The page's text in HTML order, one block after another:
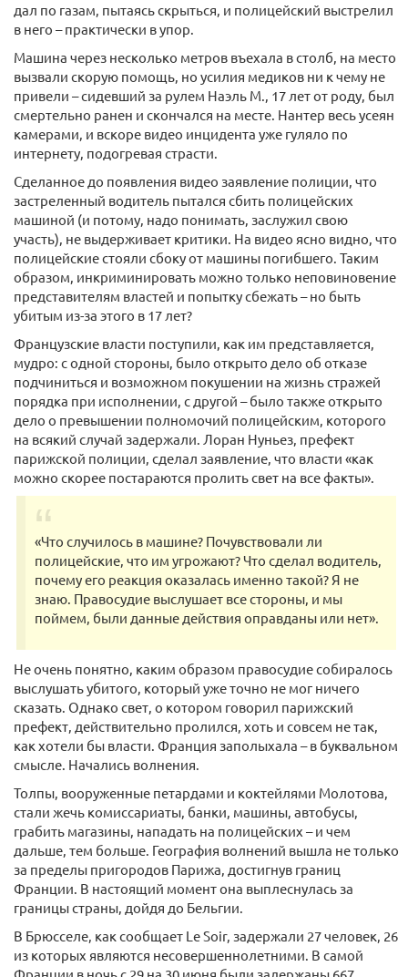
дал по газам, пытаясь скрыться, и полицейский выстрелил
в него – практически в упор.
Машина через несколько метров въехала в столб, на место
вызвали скорую помощь, но усилия медиков ни к чему не
привели – сидевший за рулем Наэль М., 17 лет от роду, был
смертельно ранен и скончался на месте. Нантер весь усеян
камерами, и вскоре видео инцидента уже гуляло по
интернету, подогревая страсти.
Сделанное до появления видео заявление полиции, что
застреленный водитель пытался сбить полицейских
машиной (и потому, надо понимать, заслужил свою
участь), не выдерживает критики. На видео ясно видно, что
полицейские стояли сбоку от машины погибшего. Таким
образом, инкриминировать можно только неповиновение
представителям властей и попытку сбежать – но быть
убитым из-за этого в 17 лет?
Французские власти поступили, как им представляется,
мудро: с одной стороны, было открыто дело об отказе
подчиниться и возможном покушении на жизнь стражей
порядка при исполнении, с другой – было также открыто
дело о превышении полномочий полицейским, которого
на всякий случай задержали. Лоран Нуньез, префект
парижской полиции, сделал заявление, что власти «как
можно скорее постараются пролить свет на все факты».
«Что случилось в машине? Почувствовали ли
полицейские, что им угрожают? Что сделал водитель,
почему его реакция оказалась именно такой? Я не
знаю. Правосудие выслушает все стороны, и мы
поймем, были данные действия оправданы или нет».
Не очень понятно, каким образом правосудие собиралось
выслушать убитого, который уже точно не мог ничего
сказать. Однако свет, о котором говорил парижский
префект, действительно пролился, хоть и совсем не так,
как хотели бы власти. Франция заполыхала – в буквальном
смысле. Начались волнения.
Толпы, вооруженные петардами и коктейлями Молотова,
стали жечь комиссариаты, банки, машины, автобусы,
грабить магазины, нападать на полицейских – и чем
дальше, тем больше. География волнений вышла не только
за пределы пригородов Парижа, достигнув границ
Франции. В настоящий момент она выплеснулась за
границы страны, дойдя до Бельгии.
В Брюсселе, как сообщает Le Soir, задержали 27 человек, 26
из которых являются несовершеннолетними. В самой